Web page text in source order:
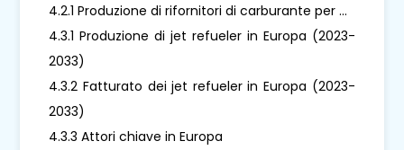
4.2.1 Produzione di rifornitori di carburante per ...
4.3.1 Produzione di jet refueler in Europa (2023-
2033)
4.3.2 Fatturato dei jet refueler in Europa (2023-
2033)
4.3.3 Attori chiave in Europa